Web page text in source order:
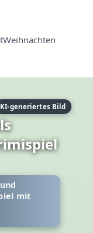
Weihnachten
KI-generiertes Bild
mit